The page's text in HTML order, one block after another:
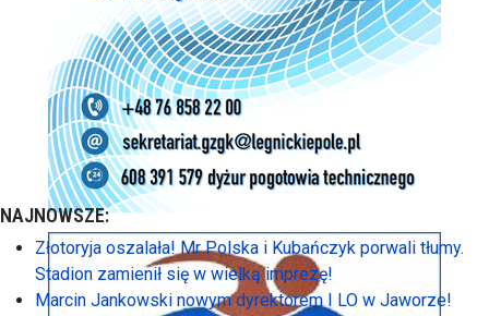
NAJNOWSZE:
Złotoryja oszalała! Mr Polska i Kubańczyk porwali tłumy.
Stadion zamienił się w wielką imprezę!
Marcin Jankowski nowym dyrektorem I LO w Jaworze!